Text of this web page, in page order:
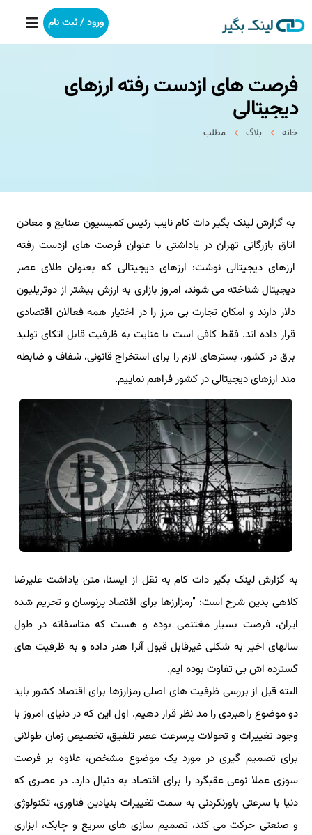
خانه
بکلینک
خدمات ما
درباره ما
آموزش
ورود / ثبت نام
فرصت های ازدست رفته ارزهای
دیجیتالی
خانه بلاگ مطلب
به گزارش لینک بگیر دات کام نایب رئیس کمیسیون صنایع و معادن
اتاق بازرگانی تهران در یاداشتی با عنوان فرصت های ازدست رفته
ارزهای دیجیتالی نوشت: ارزهای دیجیتالی که بعنوان طلای عصر
دیجیتال شناخته می شوند، امروز بازاری به ارزش بیشتر از دوتریلیون
دلار دارند و امکان تجارت بی مرز را در اختیار همه فعالان اقتصادی
قرار داده اند. فقط کافی است با عنایت به ظرفیت قابل اتکای تولید
برق در کشور، بسترهای لازم را برای استخراج قانونی، شفاف و ضابطه
مند ارزهای دیجیتالی در کشور فراهم نماییم.
به گزارش لینک بگیر دات کام به نقل از ایسنا، متن یاداشت علیرضا
کلاهی بدین شرح است: "رمزارزها برای اقتصاد پرنوسان و تحریم شده
ایران، فرصت بسیار مغتنمی بوده و هست که متاسفانه در طول
سالهای اخیر به شکلی غیرقابل قبول آنرا هدر داده و به ظرفیت های
گسترده اش بی تفاوت بوده ایم.
البته قبل از بررسی ظرفیت های اصلی رمزارزها برای اقتصاد کشور باید
دو موضوع راهبردی را مد نظر قرار دهیم. اول این که در دنیای امروز با
وجود تغییرات و تحولات پرسرعت عصر تلفیق، تخصیص زمان طولانی
برای تصمیم گیری در مورد یک موضوع مشخص، علاوه بر فرصت
سوزی عملا نوعی عقبگرد را برای اقتصاد به دنبال دارد. در عصری که
دنیا با سرعتی باورنکردنی به سمت تغییرات بنیادین فناوری، تکنولوژی
و صنعتی حرکت می کند، تصمیم سازی های سریع و چابک، ابزاری